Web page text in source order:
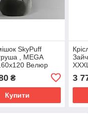
SkyPuff
, MEGA
Велюр
₴
Купити
3